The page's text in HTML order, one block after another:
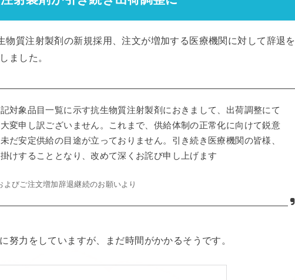
物質注射製剤の新規採用、注文が増加する医療機関に対して辞退を
ました。
対象品目一覧に示す抗生物質注射製剤におきまして、出荷調整にて
変申し訳ございません。これまで、供給体制の正常化に向けて鋭意
だ安定供給の目途が立っておりません。引き続き医療機関の皆様、
けすることとなり、改めて深くお詫び申し上げます
びご注文増加辞退継続のお願いより
努力をしていますが、まだ時間がかかるそうです。